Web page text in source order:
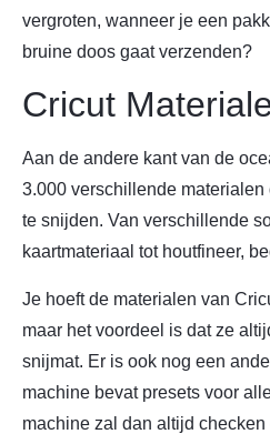
vergroten, wanneer je een
bruine doos gaat verzenden?
Cricut
Aan de andere kant van de
3.000 verschillende materialen
te snijden. Van verschillende
kaartmateriaal tot houtfineer,
Je hoeft de materialen van
maar het voordeel is dat ze
snijmat. Er is ook nog een
machine bevat presets voor
machine zal dan altijd